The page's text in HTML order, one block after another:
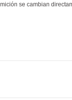
se cambian